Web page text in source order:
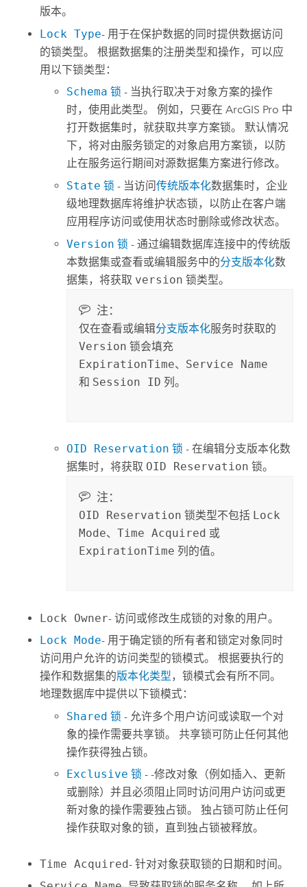
版本。
Lock Type- 用于在保护数据的同时提供数据访问
的锁类型。 根据数据集的注册类型和操作，可以应
用以下锁类型：
Schema 锁 - 当执行取决于对象方案的操作
时，使用此类型。 例如，只要在ArcGIS Pro 中
打开数据集时，就获取共享方案锁。 默认情况
下，将对由服务锁定的对象启用方案锁，以防
止在服务运行期间对源数据集方案进行修改。
State 锁 - 当访问传统版本化数据集时，企业
级地理数据库将维护状态锁，以防止在客户端
应用程序访问或使用状态时删除或修改状态。
Version 锁 - 通过编辑数据库连接中的传统版
本数据集或查看或编辑服务中的分支版本化数
据集，将获取 version 锁类型。
注：
仅在查看或编辑分支版本化服务时获取的
Version 锁会填充
ExpirationTime、 Service Name
和 Session ID 列。
OID Reservation 锁 - 在编辑分支版本化数
据集时，将获取 OID Reservation 锁。
注：
OID Reservation 锁类型不包括 Lock
Mode、Time Acquired 或
ExpirationTime 列的值。
Lock Owner- 访问或修改生成锁的对象的用户。
Lock Mode- 用于确定锁的所有者和锁定对象同时
访问用户允许的访问类型的锁模式。 根据要执行的
操作和数据集的版本化类型，锁模式会有所不同。
地理数据库中提供以下锁模式：
Shared 锁 - 允许多个用户访问或读取一个对
象的操作需要共享锁。 共享锁可防止任何其他
操作获得独占锁。
Exclusive 锁 - -修改对象（例如插入、更新
或删除）并且必须阻止同时访问用户访问或更
新对象的操作需要独占锁。 独占锁可防止任何
操作获取对象的锁，直到独占锁被释放。
Time Acquired- 针对对象获取锁的日期和时间。